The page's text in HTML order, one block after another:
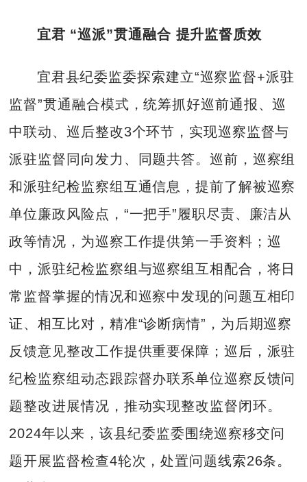
宜君 “巡派”贯通融合 提升监督质效
宜君县纪委监委探索建立“巡察监督+派驻
监督”贯通融合模式，统筹抓好巡前通报、巡
中联动、巡后整改3个环节，实现巡察监督与
派驻监督同向发力、同题共答。巡前，巡察组
和派驻纪检监察组互通信息，提前了解被巡察
单位廉政风险点，“一把手”履职尽责、廉洁从
政等情况，为巡察工作提供第一手资料；巡
中，派驻纪检监察组与巡察组互相配合，将日
常监督掌握的情况和巡察中发现的问题互相印
证、相互比对，精准“诊断病情”，为后期巡察
反馈意见整改工作提供重要保障；巡后，派驻
纪检监察组动态跟踪督办联系单位巡察反馈问
题整改进展情况，推动实现整改监督闭环。
2024年以来，该县纪委监委围绕巡察移交问
题开展监督检查4轮次，处置问题线索26条。